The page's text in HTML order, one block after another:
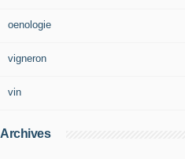
oenologie
vigneron
vin
Archives